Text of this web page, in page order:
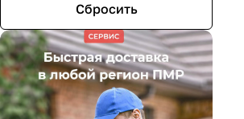
Сбросить